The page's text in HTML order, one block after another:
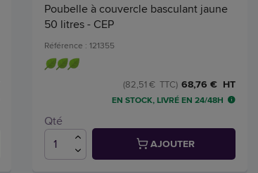
Poubelle à couvercle basculant jaune
50 litres - CEP
Référence : 121355
68,76 € HT
(82,51 € TTC)
EN STOCK, LIVRÉ EN 24/48H
Qté
AJOUTER